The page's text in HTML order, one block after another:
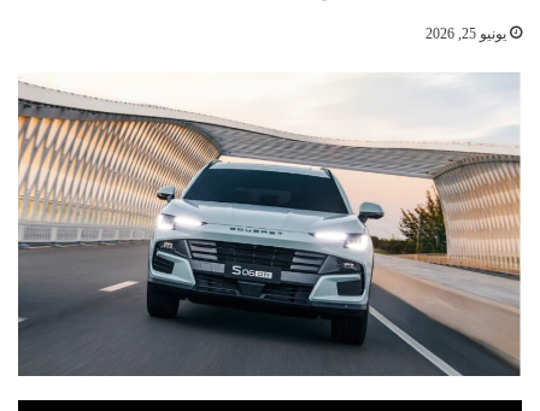
يونيو 25, 2026